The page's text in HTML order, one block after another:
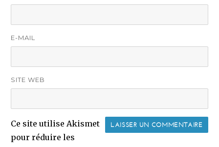
E-MAIL
SITE WEB
Ce site utilise Akismet
pour réduire les